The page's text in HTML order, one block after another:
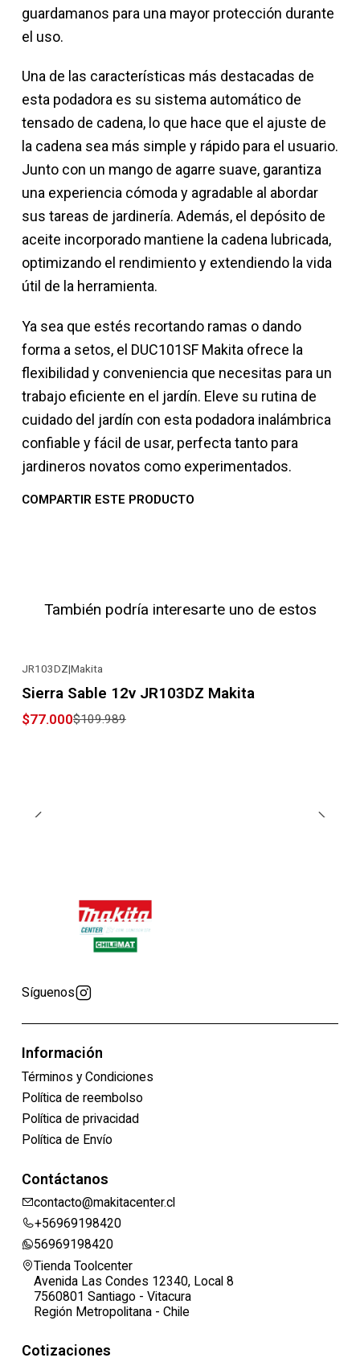
guardamanos para una mayor protección durante
el uso.
Una de las características más destacadas de
esta podadora es su sistema automático de
tensado de cadena, lo que hace que el ajuste de
la cadena sea más simple y rápido para el usuario.
Junto con un mango de agarre suave, garantiza
una experiencia cómoda y agradable al abordar
sus tareas de jardinería. Además, el depósito de
aceite incorporado mantiene la cadena lubricada,
optimizando el rendimiento y extendiendo la vida
útil de la herramienta.
Ya sea que estés recortando ramas o dando
forma a setos, el DUC101SF Makita ofrece la
flexibilidad y conveniencia que necesitas para un
trabajo eficiente en el jardín. Eleve su rutina de
cuidado del jardín con esta podadora inalámbrica
confiable y fácil de usar, perfecta tanto para
jardineros novatos como experimentados.
COMPARTIR ESTE PRODUCTO
También podría interesarte uno de estos
JR103DZ|Makita
Sierra Sable 12v JR103DZ Makita
$77.000$109.989
Síguenos
Información
Términos y Condiciones
Política de reembolso
Política de privacidad
Política de Envío
Contáctanos
contacto@makitacenter.cl
+56969198420
56969198420
Tienda Toolcenter
Avenida Las Condes 12340, Local 8
7560801 Santiago - Vitacura
Región Metropolitana - Chile
Cotizaciones